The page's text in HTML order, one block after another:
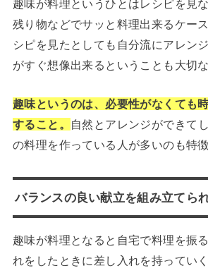
趣味が料理というひとはレシピを見
残り物などでサッと料理出来るケー
シピを見たとしても自分流にアレン
がすぐ想像出来るということも大切
趣味というのは、必要性がなくても
すること。
自然とアレンジができて
の料理を作っている人が多いのも特徴
バランスの良い献立を組み立てら
趣味が料理となると自宅で料理を振
れをしたときに差し入れを持ってい